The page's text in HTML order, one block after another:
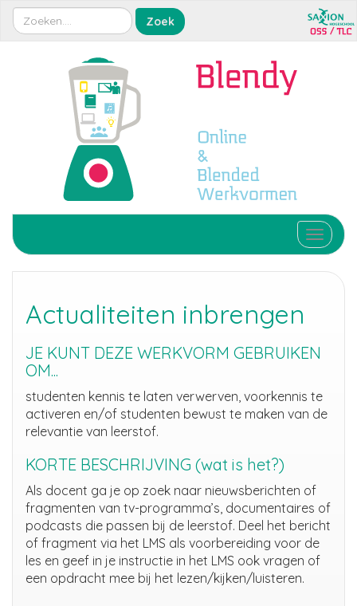
Toggle
Actualiteiten inbrengen
JE KUNT DEZE WERKVORM GEBRUIKEN
OM...
studenten kennis te laten verwerven, voorkennis te
activeren en/of studenten bewust te maken van de
relevantie van leerstof.
KORTE BESCHRIJVING (wat is het?)
Als docent ga je op zoek naar nieuwsberichten of
fragmenten van tv-programma’s, documentaires of
podcasts die passen bij de leerstof. Deel het bericht
of fragment via het LMS als voorbereiding voor de
les en geef in je instructie in het LMS ook vragen of
een opdracht mee bij het lezen/kijken/luisteren.